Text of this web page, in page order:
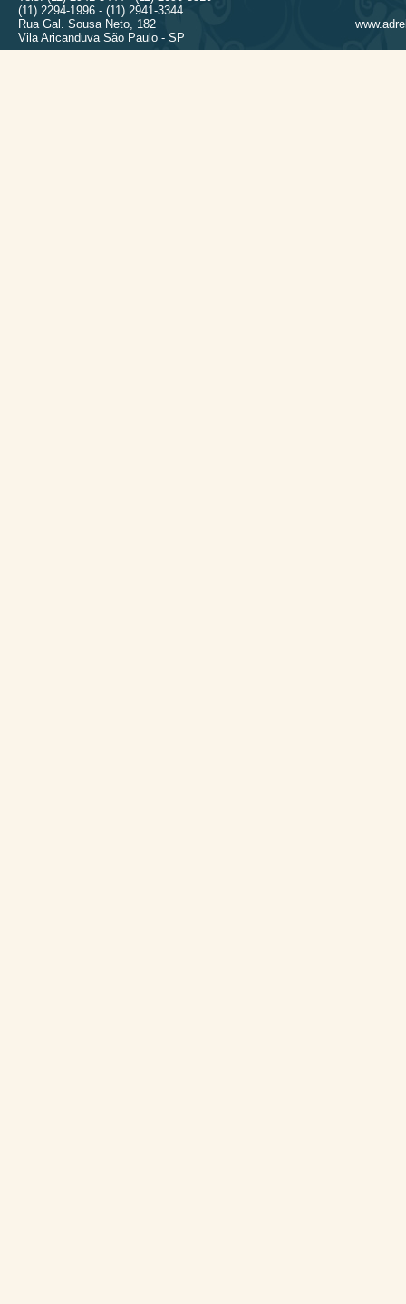
(11) 2294-1996 - (11) 2941-3344
Rua Gal. Sousa Neto, 182
Vila Aricanduva São Paulo - SP